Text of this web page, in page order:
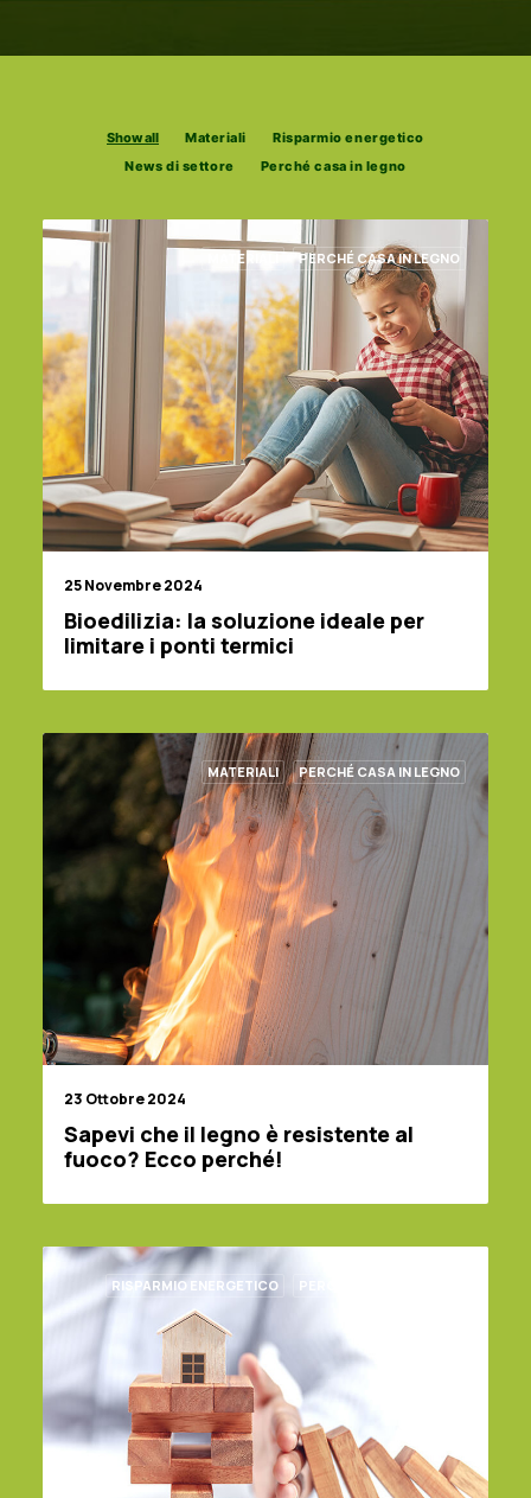
Show all Materiali
Risparmio energetico
News di settore
Perché casa in legno
MATERIALI PERCHÉ CASA IN LEGNO
25 Novembre 2024
Bioedilizia: la soluzione ideale per
limitare i ponti termici
MATERIALI PERCHÉ CASA IN LEGNO
23 Ottobre 2024
Sapevi che il legno è resistente al
fuoco? Ecco perché!
RISPARMIO ENERGETICO PERCHÉ CASA IN LEGNO